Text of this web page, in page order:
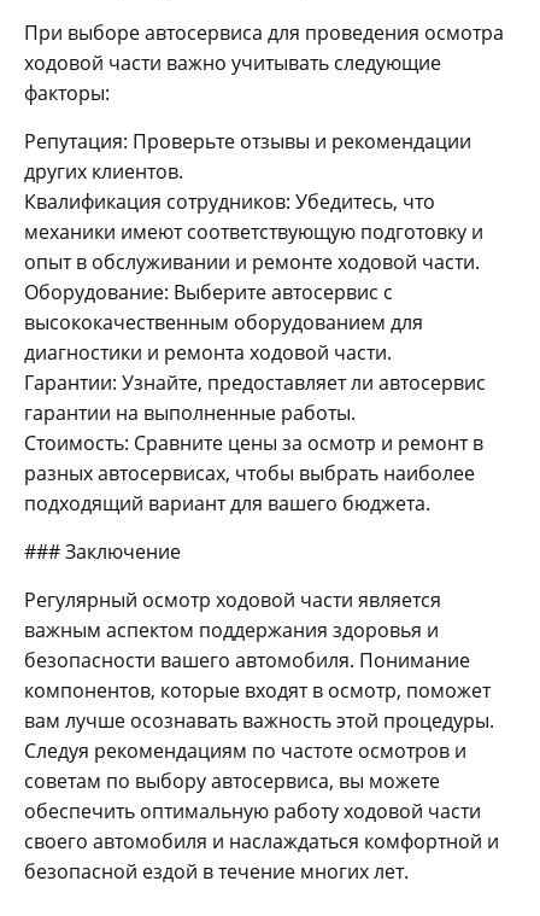
При выборе автосервиса для проведения осмотра
ходовой части важно учитывать следующие
факторы:
Репутация: Проверьте отзывы и рекомендации
других клиентов.
Квалификация сотрудников: Убедитесь, что
механики имеют соответствующую подготовку и
опыт в обслуживании и ремонте ходовой части.
Оборудование: Выберите автосервис с
высококачественным оборудованием для
диагностики и ремонта ходовой части.
Гарантии: Узнайте, предоставляет ли автосервис
гарантии на выполненные работы.
Стоимость: Сравните цены за осмотр и ремонт в
разных автосервисах, чтобы выбрать наиболее
подходящий вариант для вашего бюджета.
### Заключение
Регулярный осмотр ходовой части является
важным аспектом поддержания здоровья и
безопасности вашего автомобиля. Понимание
компонентов, которые входят в осмотр, поможет
вам лучше осознавать важность этой процедуры.
Следуя рекомендациям по частоте осмотров и
советам по выбору автосервиса, вы можете
обеспечить оптимальную работу ходовой части
своего автомобиля и наслаждаться комфортной и
безопасной ездой в течение многих лет.